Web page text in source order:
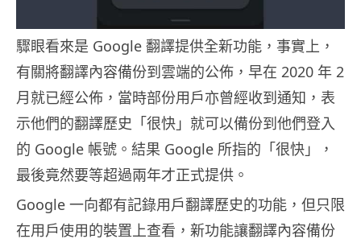
驟眼看來是 Google 翻譯提供全新功能，事實上，
有關將翻譯內容備份到雲端的公佈，早在 2020 年 2
月就已經公佈，當時部份用戶亦曾經收到通知，表
示他們的翻譯歷史「很快」就可以備份到他們登入
的 Google 帳號。結果 Google 所指的「很快」，
最後竟然要等超過兩年才正式提供。
Google 一向都有記錄用戶翻譯歷史的功能，但只限
在用戶使用的裝置上查看，新功能讓翻譯內容備份